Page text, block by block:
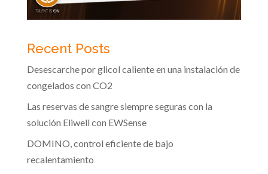
Recent Posts
Desescarche por glicol caliente en una instalación de
congelados con CO2
Las reservas de sangre siempre seguras con la
solución Eliwell con EWSense
DOMINO, control eficiente de bajo
recalentamiento